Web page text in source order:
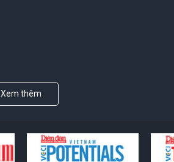
Xem thêm